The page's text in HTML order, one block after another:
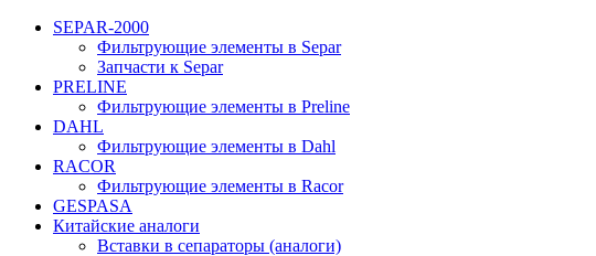
SEPAR-2000
Фильтрующие элементы в Separ
Запчасти к Separ
PRELINE
Фильтрующие элементы в Preline
DAHL
Фильтрующие элементы в Dahl
RACOR
Фильтрующие элементы в Racor
GESPASA
Китайские аналоги
Вставки в сепараторы (аналоги)